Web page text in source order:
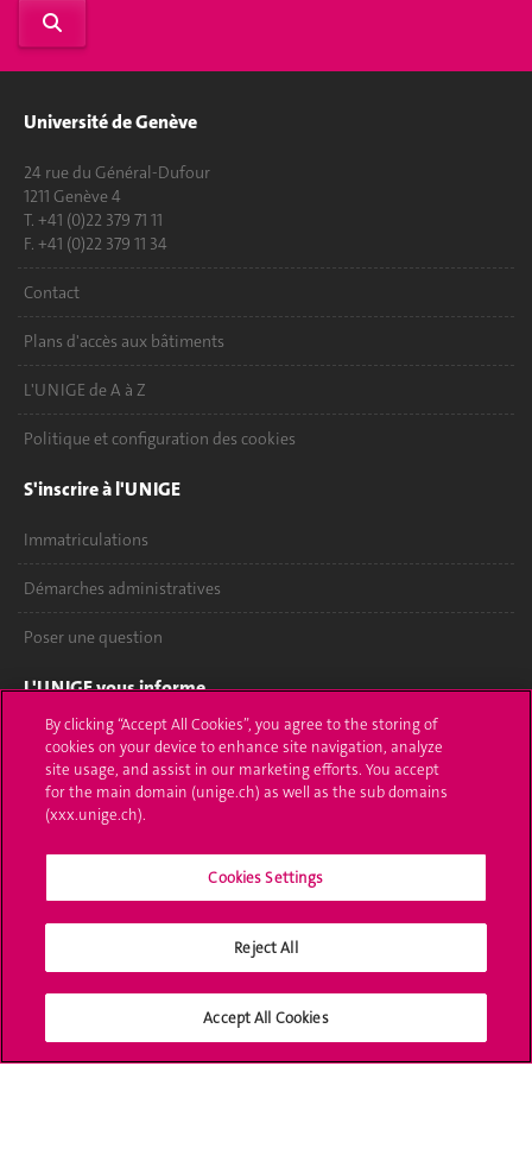
Université de Genève
24 rue du Général-Dufour
1211 Genève 4
T. +41 (0)22 379 71 11
F. +41 (0)22 379 11 34
Contact
Plans d'accès aux bâtiments
L'UNIGE de A à Z
Politique et configuration des cookies
S'inscrire à l'UNIGE
Immatriculations
Démarches administratives
Poser une question
L'UNIGE vous informe
UNIGE Mobile
Médias
Calendrier académique
By clicking “Accept All Cookies”, you agree to the storing of
cookies on your device to enhance site navigation, analyze
site usage, and assist in our marketing efforts. You accept
for the main domain (unige.ch) as well as the sub domains
(xxx.unige.ch).
Cookies Settings
Reject All
Accept All Cookies